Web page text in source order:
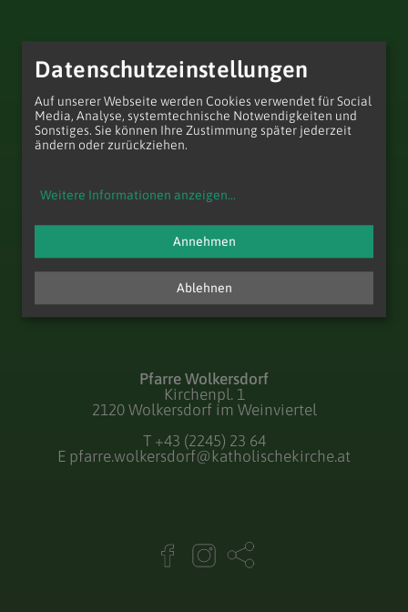
zum Anfang der Seite
Pfarre Wolkersdorf
Kirchenpl. 1
2120 Wolkersdorf im Weinviertel
T +43 (2245) 23 64
E pfarre.wolkersdorf@katholischekirche.at
Datenschutzeinstellungen
Auf unserer Webseite werden Cookies verwendet für Social
Media, Analyse, systemtechnische Notwendigkeiten und
Sonstiges. Sie können Ihre Zustimmung später jederzeit
ändern oder zurückziehen.
Weitere Informationen anzeigen...
Ablehnen
Annehmen